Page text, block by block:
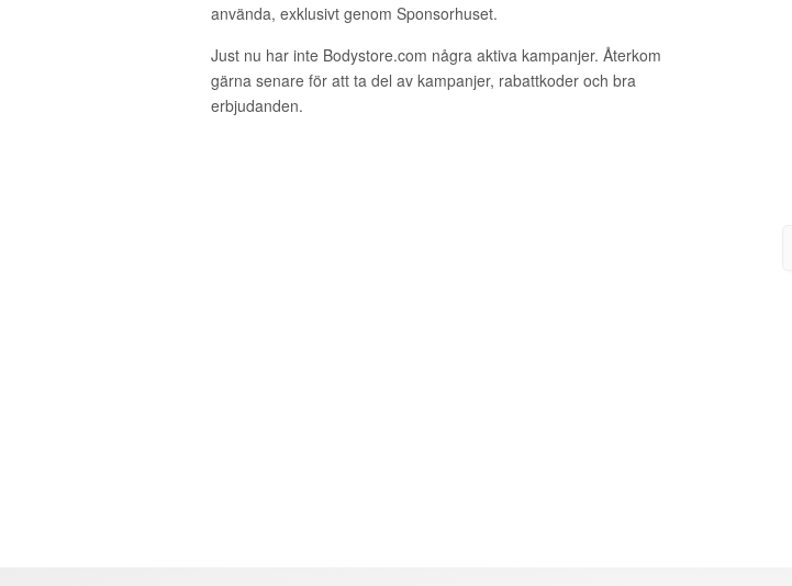
använda, exklusivt genom Sponsorhuset.
Just nu har inte Bodystore.com några aktiva kampanjer. Återkom
gärna senare för att ta del av kampanjer, rabattkoder och bra
erbjudanden.